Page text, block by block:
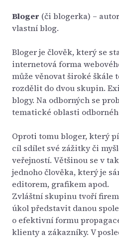
Bloger (či blogerka) –
vlastní blog.
Bloger je člověk, který se
internetová forma
může věnovat široké škále
rozdělit do dvou skupin.
blogy. Na odborných se
tematické oblasti
Oproti tomu bloger, který
cíl sdílet své zážitky či
veřejností. Většinou se v
jednoho člověka, který je
editorem, grafikem apod.
Zvláštní skupinu tvoří
úkol představit danou
o efektivní formu
klienty a zákazníky. V